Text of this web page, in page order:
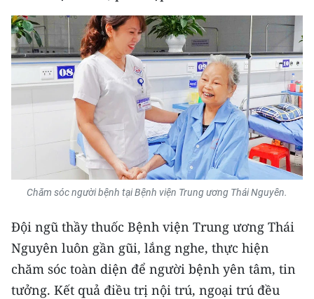
Chăm sóc người bệnh tại Bệnh viện Trung ương Thái Nguyên.
Ðội ngũ thầy thuốc Bệnh viện Trung ương Thái
Nguyên luôn gần gũi, lắng nghe, thực hiện
chăm sóc toàn diện để người bệnh yên tâm, tin
tưởng. Kết quả điều trị nội trú, ngoại trú đều